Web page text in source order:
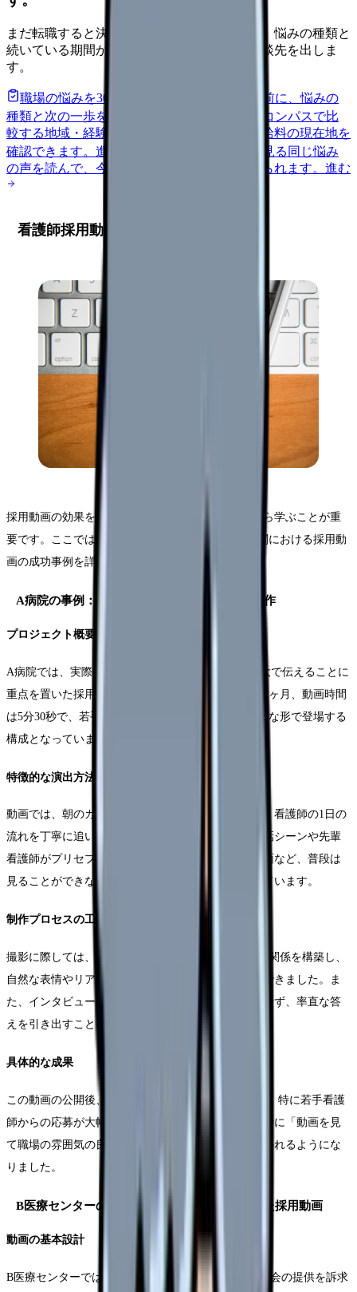
まだ転職すると決めていなくても大丈夫です。悩みの種類と
続いている期間から、次に見るべき記事と相談先を出しま
す。
職場の悩みを30秒で診断
辞めるべきか迷う前に、悩みの
種類と次の一歩を整理します。
給料コンパスで比
較する地域・経験年数・施設形態から、今の給料の現在地を
確認できます。 進む 匿名掲示板で本音を見る 同じ悩み
の声を読んで、今の職場だけの問題か確かめられます。 進む
看護師採用動画の成功事例分析
採用動画の効果を最大化するためには、成功事例から学ぶことが重
要です。ここでは、異なる特徴を持つ5つの医療機関における採用動
画の成功事例を詳しく分析していきます。
A病院の事例：現場の雰囲気を重視した動画制作
プロジェクト概要
A病院では、実際の看護業務や職場の雰囲気を等身大で伝えることに
重点を置いた採用動画を制作しました。制作期間は2ヶ月、動画時間
は5分30秒で、若手からベテランまでの看護師が自然な形で登場する
構成となっています。
特徴的な演出方法
動画では、朝のカンファレンスから夜勤の様子まで、看護師の1日の
流れを丁寧に追いかけています。特に休憩時間の会話シーンや先輩
看護師がプリセプターとして新人をサポートする場面など、普段は
見ることができない職場の雰囲気を効果的に表現しています。
制作プロセスの工夫
撮影に際しては、2週間かけて現場スタッフとの信頼関係を構築し、
自然な表情やリアルな業務の様子を撮影することができました。ま
た、インタビューシーンでは質問内容を事前に共有せず、率直な答
えを引き出すことに成功しています。
具体的な成果
この動画の公開後、応募者数は前年比180%に増加し、特に若手看護
師からの応募が大幅に伸びました。また、採用面接時に「動画を見
て職場の雰囲気の良さを感じた」という声が多く聞かれるようにな
りました。
B医療センターの事例：教育体制に焦点を当てた採用動画
動画の基本設計
B医療センターでは、充実した教育システムと成長機会の提供を訴求